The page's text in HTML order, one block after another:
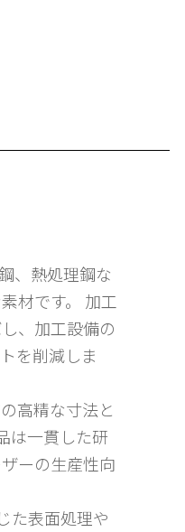
、熱処理鋼な
材です。 加工
、加工設備の
を削減しま
高精な寸法と
は一貫した研
ーの生産性向
た表面処理や